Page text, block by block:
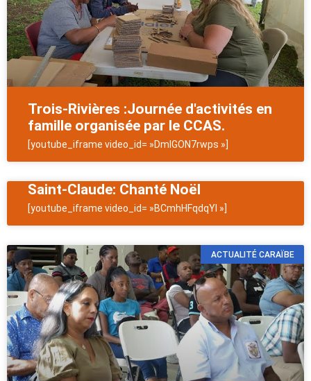
Trois-Rivières :Journée d'activités en
famille organisée par le CCAS.
[youtube_iframe video_id= »DmIGON7rwps »]
Saint-Claude: Chanté Noël
[youtube_iframe video_id= »BCmhHFqdqYI »]
ACTUALITÉ CARAÏBE